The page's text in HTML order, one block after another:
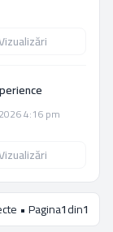
4:16 pm
• Pagina1din1